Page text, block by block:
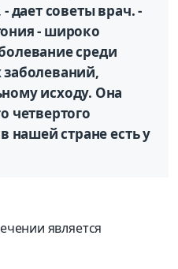
дает советы врач. -
- широко
среди
заболеваний,
исходу. Она
четвертого
нашей стране есть у
является